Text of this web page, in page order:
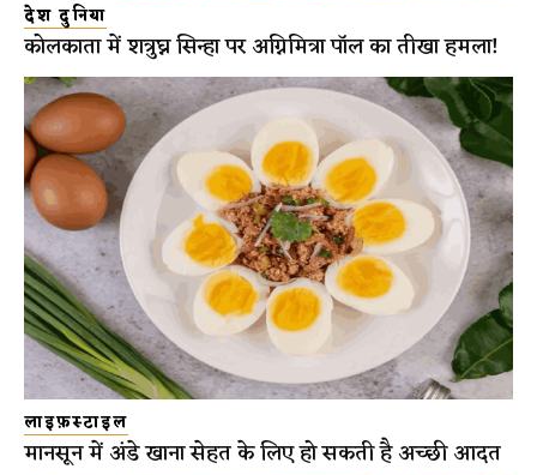
देश दुनिया
कोलकाता में शत्रुघ्न सिन्हा पर अग्निमित्रा पॉल का तीखा हमला!
लाइफ़स्टाइल
मानसून में अंडे खाना सेहत के लिए हो सकती है अच्छी आदत